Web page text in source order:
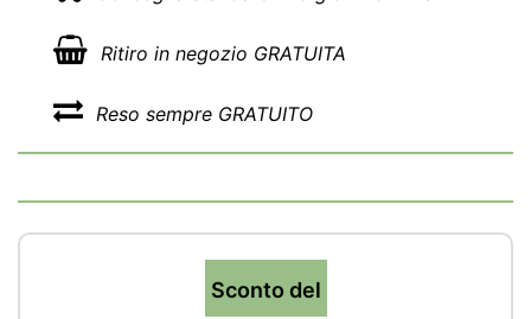
Ritiro in negozio GRATUITA
Reso sempre GRATUITO
Sconto del